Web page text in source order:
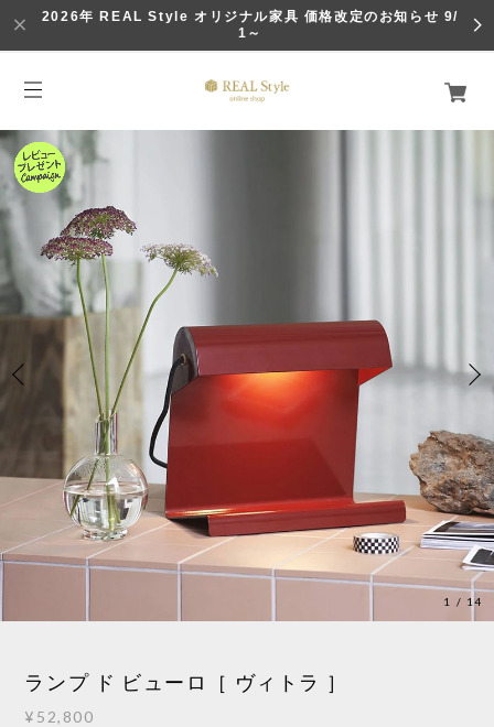
2026年 REAL Style オリジナル家具 価格改定のお知らせ 9/
1～
1 / 14
ランプ ド ビューロ［ ヴィトラ ］
¥52,800